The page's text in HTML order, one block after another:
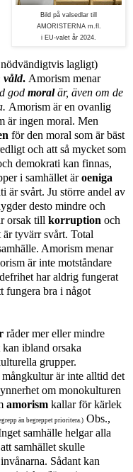
Bild på valsedlar till
AMORISTERNA m.fl.
i EU-valet år 2024.
lagligt)
våld. Amorism menar
god moralär, även om de
Amorism är en ovanlig
är ingen moral. Men
för den moral som är bäst
och att så mycket som
demokrati kan finnas,
i samhället äroeniga
är svårt. Ju större andel av
desto mindre och
orsak till korruption och
tyvärr svårt. Total
Amorism menar
är inte motståndare
har aldrig fungerat
fungera bra i något
råder mer eller mindre
kan ibland orsaka
grupper.
är inte alltid det
om monokulturen
amorism kallar för kärlek
än begreppet prioritera.) Obs.,
samhälle helgar alla
samhället skulle
Sådant kan